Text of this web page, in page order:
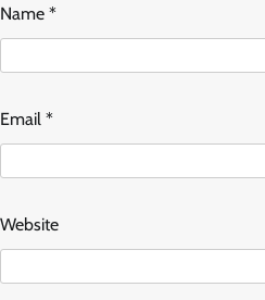
Name *
Email *
Website